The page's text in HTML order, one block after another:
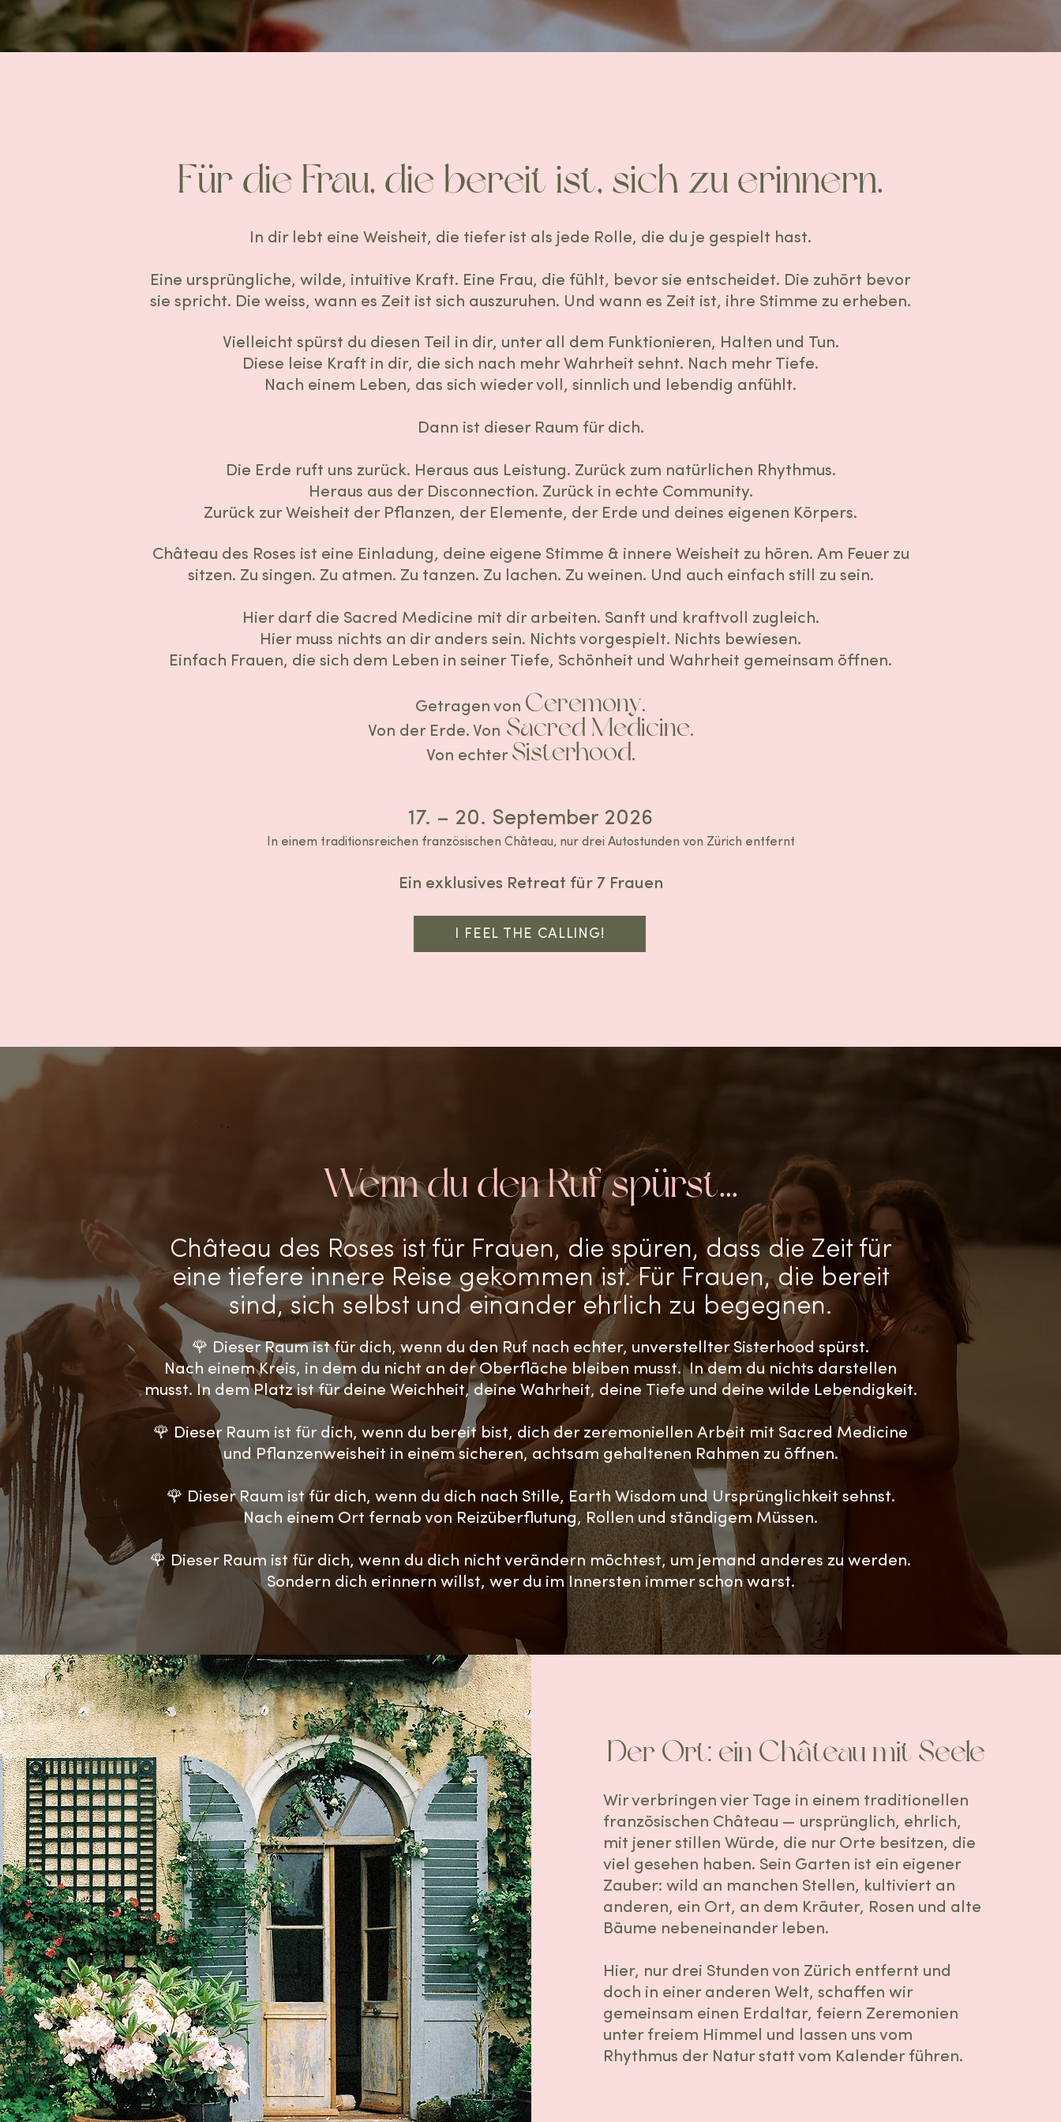
Für die Frau, die bereit ist, sich zu erinnern.
In dir lebt eine Weisheit, die tiefer ist als jede Rolle, die du je gespielt hast.
Eine ursprüngliche, wilde, intuitive Kraft. Eine Frau, die fühlt, bevor sie entscheidet. Die zuhört bevor
sie spricht. Die weiss, wann es Zeit ist sich auszuruhen. Und wann es Zeit ist, ihre Stimme zu erheben.
Vielleicht spürst du diesen Teil in dir, unter all dem Funktionieren, Halten und Tun.
Diese leise Kraft in dir, die sich nach mehr Wahrheit sehnt. Nach mehr Tiefe.
Nach einem Leben, das sich wieder voll, sinnlich und lebendig anfühlt.
Dann ist dieser Raum für dich.
Die Erde ruft uns zurück. Heraus aus Leistung. Zurück zum natürlichen Rhythmus.
Heraus aus der Disconnection. Zurück in echte Community.
Zurück zur Weisheit der Pflanzen, der Elemente, der Erde und deines eigenen Körpers.
Château des Roses ist eine Einladung, deine eigene Stimme & innere Weisheit zu hören.​ Am Feuer zu
sitzen. Zu singen. Zu atmen. Zu tanzen. Zu lachen. Zu weinen. Und auch einfach still zu sein.
Hier darf die Sacred Medicine mit dir arbeiten. Sanft und kraftvoll zugleich.
Hier muss nichts an dir anders sein. Nichts vorgespielt. Nichts bewiesen.
Einfach Frauen, die sich dem Leben in seiner Tiefe, Schönheit und Wahrheit gemeinsam öffnen.
Getragen von Ceremony.
Von der Erde. Von Sacred Medicine.
Von echter Sisterhood.
17. – 20. September 2026
In einem traditionsreichen französischen Château, nur drei Autostunden von Zürich entfernt
Ein exklusives Retreat für 7 Frauen​
I FEEL THE CALLING!
Wenn du den Ruf spürst...
Château des Roses ist für Frauen, die spüren, dass die Zeit für
eine tiefere innere Reise gekommen ist. ​Für Frauen, die bereit
sind, sich selbst und einander ehrlich zu begegnen.
🌹 Dieser Raum ist für dich, wenn du den Ruf nach echter, unverstellter Sisterhood spürst.
Nach einem Kreis, in dem du nicht an der Oberfläche bleiben musst.In dem du nichts darstellen
musst. In dem Platz ist für deine Weichheit, deine Wahrheit, deine Tiefe und deine wilde Lebendigkeit.
🌹 Dieser Raum ist für dich, wenn du bereit bist, dich der zeremoniellen Arbeit mit Sacred Medicine
und Pflanzenweisheit in einem sicheren, achtsam gehaltenen Rahmen zu öffnen.
🌹 Dieser Raum ist für dich, wenn du dich nach Stille, Earth Wisdom und Ursprünglichkeit sehnst.
Nach einem Ort fernab von Reizüberflutung, Rollen und ständigem Müssen.
🌹 Dieser Raum ist für dich, wenn du dich nicht verändern möchtest, um jemand anderes zu werden.
Sondern dich erinnern willst, wer du im Innersten immer schon warst.
Der Ort: ein Château mit Seele
Wir verbringen vier Tage in einem traditionellen
französischen Château — ursprünglich, ehrlich,
mit jener stillen Würde, die nur Orte besitzen, die
viel gesehen haben. Sein Garten ist ein eigener
Zauber: wild an manchen Stellen, kultiviert an
anderen, ein Ort, an dem Kräuter, Rosen und alte
Bäume nebeneinander leben.
Hier, nur drei Stunden von Zürich entfernt und
doch in einer anderen Welt, schaffen wir
gemeinsam einen Erdaltar, feiern Zeremonien
unter freiem Himmel und lassen uns vom
Rhythmus der Natur statt vom Kalender führen.